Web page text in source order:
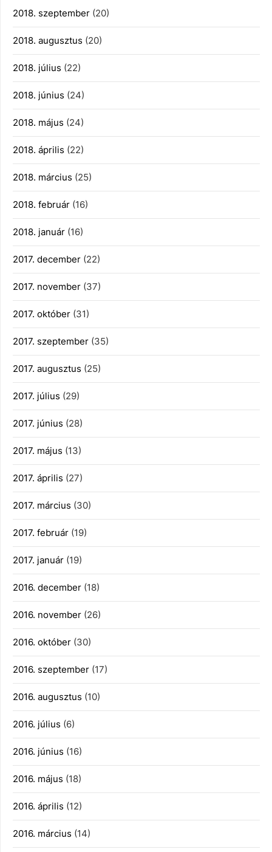
2018. szeptember (20)
2018. augusztus (20)
2018. július (22)
2018. június (24)
2018. május (24)
2018. április (22)
2018. március (25)
2018. február (16)
2018. január (16)
2017. december (22)
2017. november (37)
2017. október (31)
2017. szeptember (35)
2017. augusztus (25)
2017. július (29)
2017. június (28)
2017. május (13)
2017. április (27)
2017. március (30)
2017. február (19)
2017. január (19)
2016. december (18)
2016. november (26)
2016. október (30)
2016. szeptember (17)
2016. augusztus (10)
2016. július (6)
2016. június (16)
2016. május (18)
2016. április (12)
2016. március (14)